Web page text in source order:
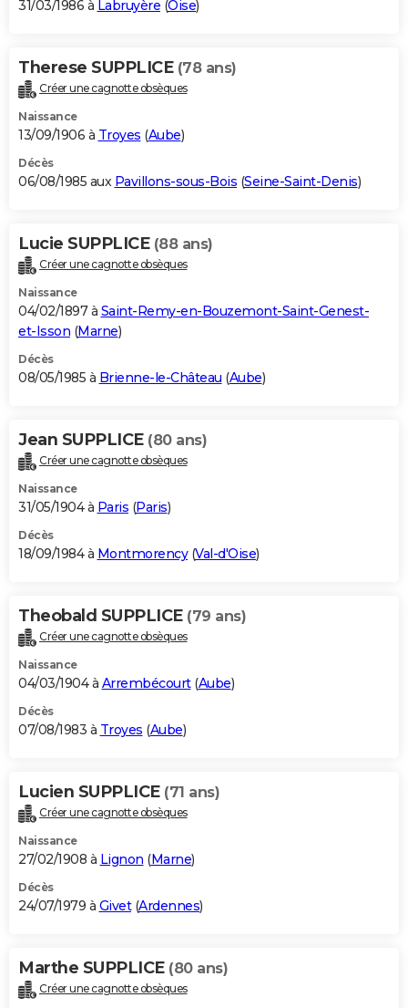
31/03/1986 à Labruyère (Oise)
Therese SUPPLICE (78 ans)
Créer une cagnotte obsèques
Naissance
13/09/1906 à Troyes (Aube)
Décès
06/08/1985 aux Pavillons-sous-Bois (Seine-Saint-Denis)
Lucie SUPPLICE (88 ans)
Créer une cagnotte obsèques
Naissance
04/02/1897 à Saint-Remy-en-Bouzemont-Saint-Genest-
et-Isson (Marne)
Décès
08/05/1985 à Brienne-le-Château (Aube)
Jean SUPPLICE (80 ans)
Créer une cagnotte obsèques
Naissance
31/05/1904 à Paris (Paris)
Décès
18/09/1984 à Montmorency(Val-d'Oise)
Theobald SUPPLICE (79 ans)
Créer une cagnotte obsèques
Naissance
04/03/1904 à Arrembécourt(Aube)
Décès
07/08/1983 à Troyes (Aube)
Lucien SUPPLICE (71 ans)
Créer une cagnotte obsèques
Naissance
27/02/1908 à Lignon (Marne)
Décès
24/07/1979 à Givet(Ardennes)
Marthe SUPPLICE (80 ans)
Créer une cagnotte obsèques